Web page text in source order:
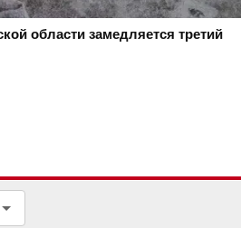
области замедляется третий